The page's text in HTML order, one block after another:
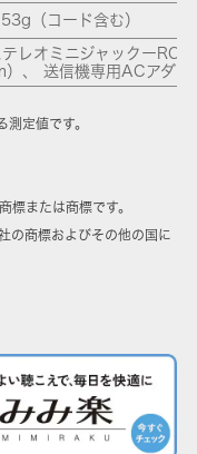
（コード含む）
レオミニジャックーRCA
、 送信機専用ACアダプ
定値です。
または商標です。
の商標およびその他の国に